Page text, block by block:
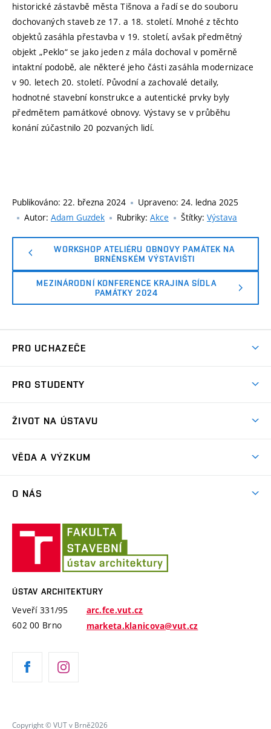
historické zástavbě města Tišnova a řadí se do souboru
dochovaných staveb ze 17. a 18. století. Mnohé z těchto
objektů zasáhla přestavba v 19. století, avšak předmětný
objekt „Peklo“ se jako jeden z mála dochoval v poměrně
intaktní podobě, ale některé jeho části zasáhla modernizace
v 90. letech 20. století. Původní a zachovalé detaily,
hodnotné stavební konstrukce a autentické prvky byly
předmětem památkové obnovy. Výstavy se v průběhu
konání zúčastnilo 20 pozvaných lidí.
Publikováno: 22. března 2024 Upraveno: 24. ledna 2025
Autor: Adam Guzdek Rubriky: Akce Štítky: Výstava
WORKSHOP ATELIÉRU OBNOVY PAMÁTEK NA
BRNĚNSKÉM VÝSTAVIŠTI
MEZINÁRODNÍ KONFERENCE KRAJINA SÍDLA
PAMÁTKY 2024
PRO UCHAZEČE
Letní škola architektury
PRO STUDENTY
Závěrečné práce a státní zkoušky
Příručka prváka
Modelářská dílna
ŽIVOT NA ÚSTAVU
Plenéry
ARC Siola
Cena Arnošta Wiesnera
VĚDA A VÝZKUM
Konference Krajina Sídla Památky
O NÁS
Ateliéry a pracoviště
Historie ústavu
Úspěchy
ÚSTAV ARCHITEKTURY
Veveří 331/95
602 00 Brno
arc.fce.vut.cz
marketa.klanicova@vut.cz
Copyright © VUT v Brně2026